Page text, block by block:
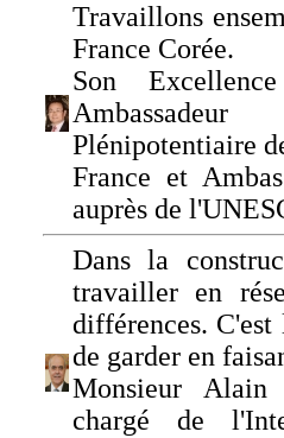
Travaillons
France Corée.
Son
Plénipotentiaire
France et
auprès de
Dans la
travailler en
différences.
de garder en
Monsieur Alain
chargé de